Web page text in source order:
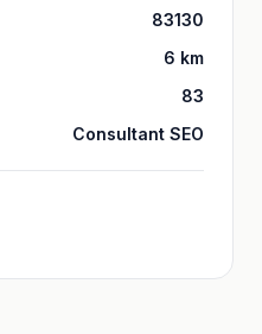
83130
6 km
83
Consultant SEO